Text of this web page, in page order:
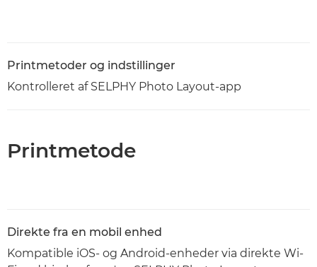
Printmetoder og indstillinger
Kontrolleret af SELPHY Photo Layout-app
Printmetode
Direkte fra en mobil enhed
Kompatible iOS- og Android-enheder via direkte Wi-